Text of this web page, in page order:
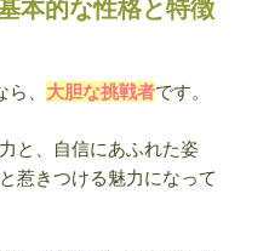
本的な性格と特徴
、 大胆な挑戦者です。
と、自信にあふれた姿
惹きつける魅力になって